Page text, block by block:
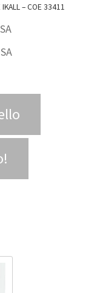
MODULO VIDEO 1 PULSANTE PULSANTIERE IKALL – COE 33411